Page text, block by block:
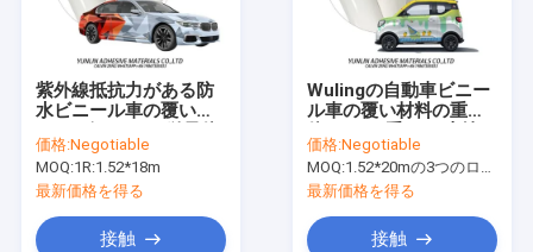
紫外線抵抗力がある防
水ビニール車の覆いロ
160g倍のPEは塗った
価格:Negotiable
MOQ:1R:1.52*18m
最新価格を得る
接触
Wulingの自動車ビニー
ル車の覆い材料の重合
施してあるはさみ金
価格:Negotiable
MOQ:1.52*20mの3つのロールを意味する1.52*60m、
最新価格を得る
接触